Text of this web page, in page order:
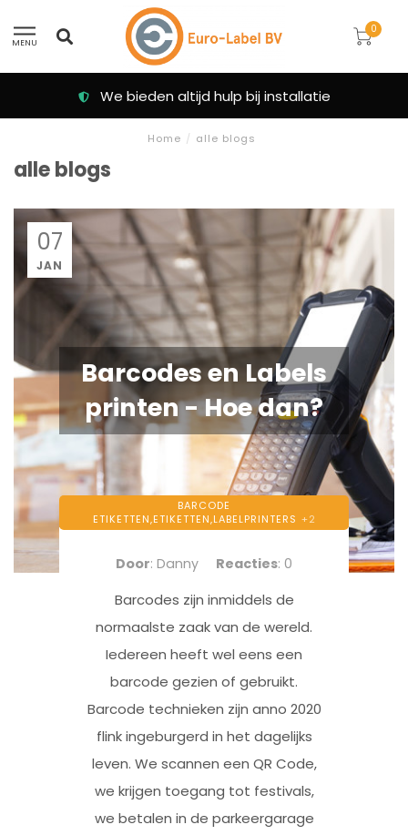
MENU
0
We bieden altijd hulp bij installatie
Home / alle blogs
alle blogs
07
JAN
Barcodes en Labels
printen - Hoe dan?
BARCODE
ETIKETTEN,ETIKETTEN,LABELPRINTERS +2
Door: Danny Reacties: 0
Barcodes zijn inmiddels de
normaalste zaak van de wereld.
Iedereen heeft wel eens een
barcode gezien of gebruikt.
Barcode technieken zijn anno 2020
flink ingeburgerd in het dagelijks
leven. We scannen een QR Code,
we krijgen toegang tot festivals,
we betalen in de parkeergarage